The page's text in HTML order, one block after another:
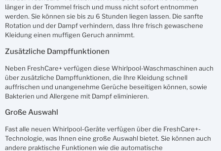
länger in der Trommel frisch und muss nicht sofort entnommen
werden. Sie können sie bis zu 6 Stunden liegen lassen. Die sanfte
Rotation und der Dampf verhindern, dass Ihre frisch gewaschene
Kleidung einen muffigen Geruch annimmt.
Zusätzliche Dampffunktionen
Neben FreshCare+ verfügen diese Whirlpool-Waschmaschinen auch
über zusätzliche Dampffunktionen, die Ihre Kleidung schnell
auffrischen und unangenehme Gerüche beseitigen können, sowie
Bakterien und Allergene mit Dampf eliminieren.
Große Auswahl
Fast alle neuen Whirlpool-Geräte verfügen über die FreshCare+-
Technologie, was Ihnen eine große Auswahl bietet. Sie können auch
andere praktische Funktionen wie die automatische